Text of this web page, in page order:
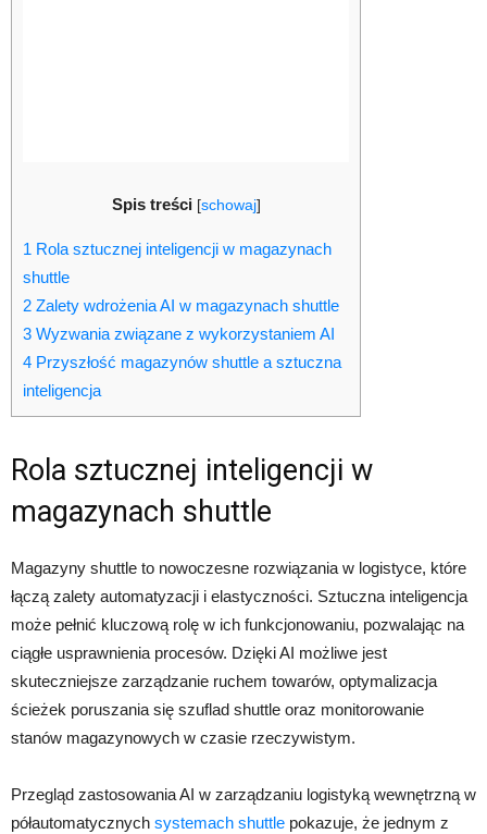
Spis treści [schowaj]
1 Rola sztucznej inteligencji w magazynach
shuttle
2 Zalety wdrożenia AI w magazynach shuttle
3 Wyzwania związane z wykorzystaniem AI
4 Przyszłość magazynów shuttle a sztuczna
inteligencja
Rola sztucznej inteligencji w
magazynach shuttle
Magazyny shuttle to nowoczesne rozwiązania w logistyce, które
łączą zalety automatyzacji i elastyczności. Sztuczna inteligencja
może pełnić kluczową rolę w ich funkcjonowaniu, pozwalając na
ciągłe usprawnienia procesów. Dzięki AI możliwe jest
skuteczniejsze zarządzanie ruchem towarów, optymalizacja
ścieżek poruszania się szuflad shuttle oraz monitorowanie
stanów magazynowych w czasie rzeczywistym.
Przegląd zastosowania AI w zarządzaniu logistyką wewnętrzną w
półautomatycznych systemach shuttle pokazuje, że jednym z